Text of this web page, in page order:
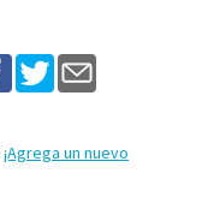
¡Agrega un nuevo